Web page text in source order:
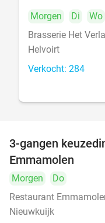
Morgen
Di Wo
Brasserie Het
Helvoirt
Verkocht: 284
3-gangen
Emmamolen
Morgen
Do
Restaurant
Nieuwkuijk